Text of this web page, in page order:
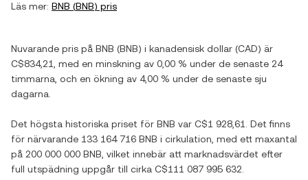
Läs mer: BNB (BNB) pris
Nuvarande pris på BNB (BNB) i kanadensisk dollar (CAD) är
C$834,21
, med en minskning av 0,00 % under de senaste 24
timmarna, och en ökning av 4,00 % under de senaste sju
dagarna.
Det högsta historiska priset för BNB var C$1 928,61
. Det finns
för närvarande 133 164 716 BNB i cirkulation, med ett maxantal
på 200 000 000 BNB , vilket innebär att marknadsvärdet efter
full utspädning uppgår till cirka C$111 087 995 632